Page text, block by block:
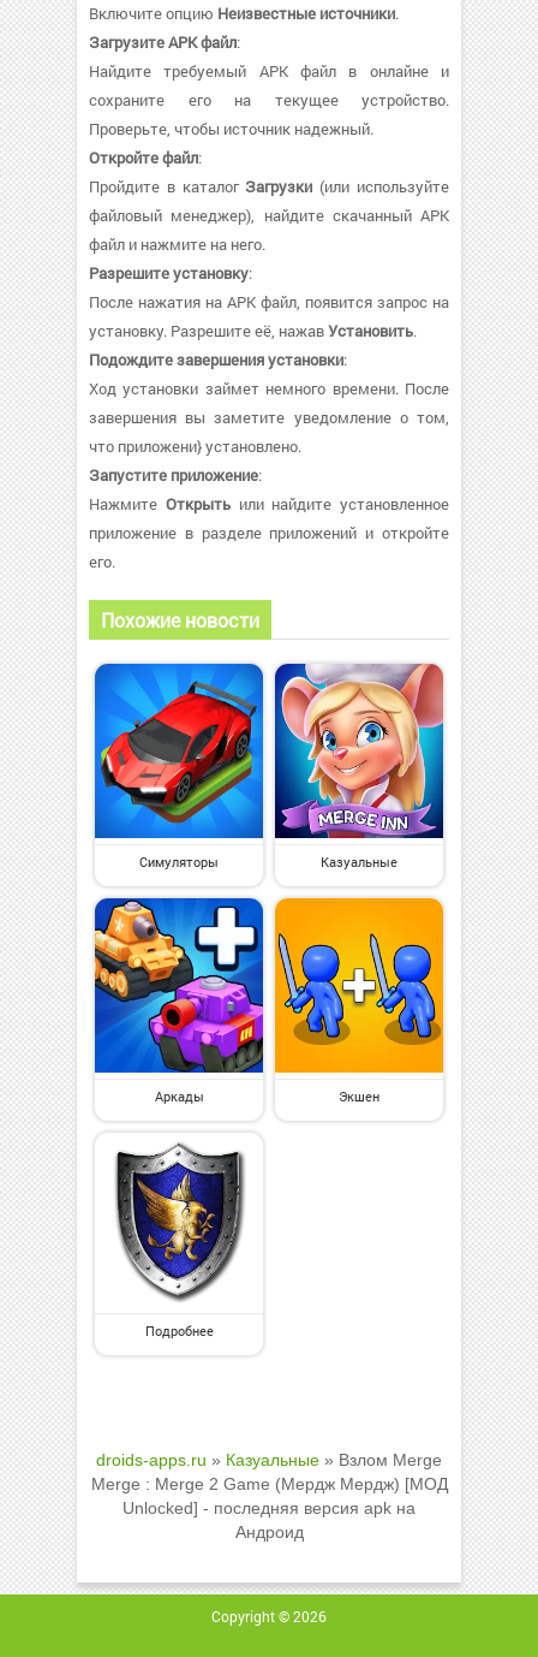
Включите опцию Неизвестные источники.
Загрузите APK файл:
Найдите требуемый APK файл в онлайне и
сохраните его на текущее устройство.
Проверьте, чтобы источник надежный.
Откройте файл:
Пройдите в каталогЗагрузки (или используйте
файловый менеджер), найдите скачанный APK
файл и нажмите на него.
Разрешите установку:
После нажатия на APK файл, появится запрос на
установку. Разрешите её, нажавУстановить.
Подождите завершения установки:
Ход установки займет немного времени. После
завершения вы заметите уведомление о том,
что приложени} установлено.
Запустите приложение:
Нажмите Открытьили найдите установленное
приложение в разделе приложений и откройте
его.
Похожие новости
Симуляторы Казуальные
Аркады Экшен
Подробнее
droids-apps.ru » Казуальные » Взлом Merge
Merge : Merge 2 Game (Мердж Мердж) [МОД
Unlocked] - последняя версия apk на
Андроид
Copyright © 2026